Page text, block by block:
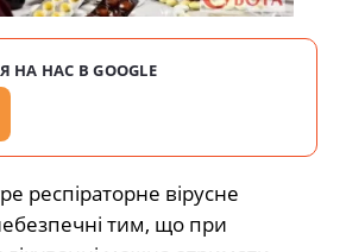
НА НАС В GOOGLE
респіраторне вірусне
тим, що при